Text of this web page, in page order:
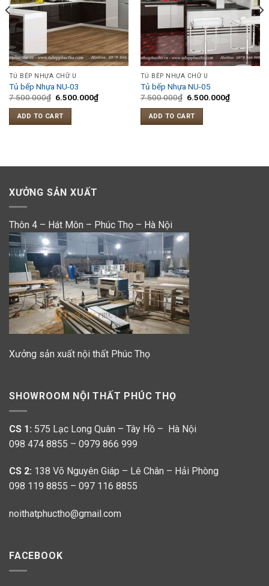
TỦ BẾP NHỰA CHỮ U
Tủ bếp Nhựa NU-03
7.500.000₫ 6.500.000₫
ADD TO CART
TỦ BẾP NHỰA CHỮ U
Tủ bếp Nhựa NU-05
7.500.000₫ 6.500.000₫
ADD TO CART
XƯỞNG SẢN XUẤT
Thôn 4 – Hát Môn – Phúc Thọ – Hà Nội
Xưởng sản xuất nội thất Phúc Thọ
SHOWROOM NỘI THẤT PHÚC THỌ
CS 1: 575 Lạc Long Quân – Tây Hồ – Hà Nội
098 474 8855 – 0979 866 999
CS 2: 138 Võ Nguyên Giáp – Lê Chân – Hải Phòng
098 119 8855 – 097 116 8855
noithatphuctho@gmail.com
FACEBOOK